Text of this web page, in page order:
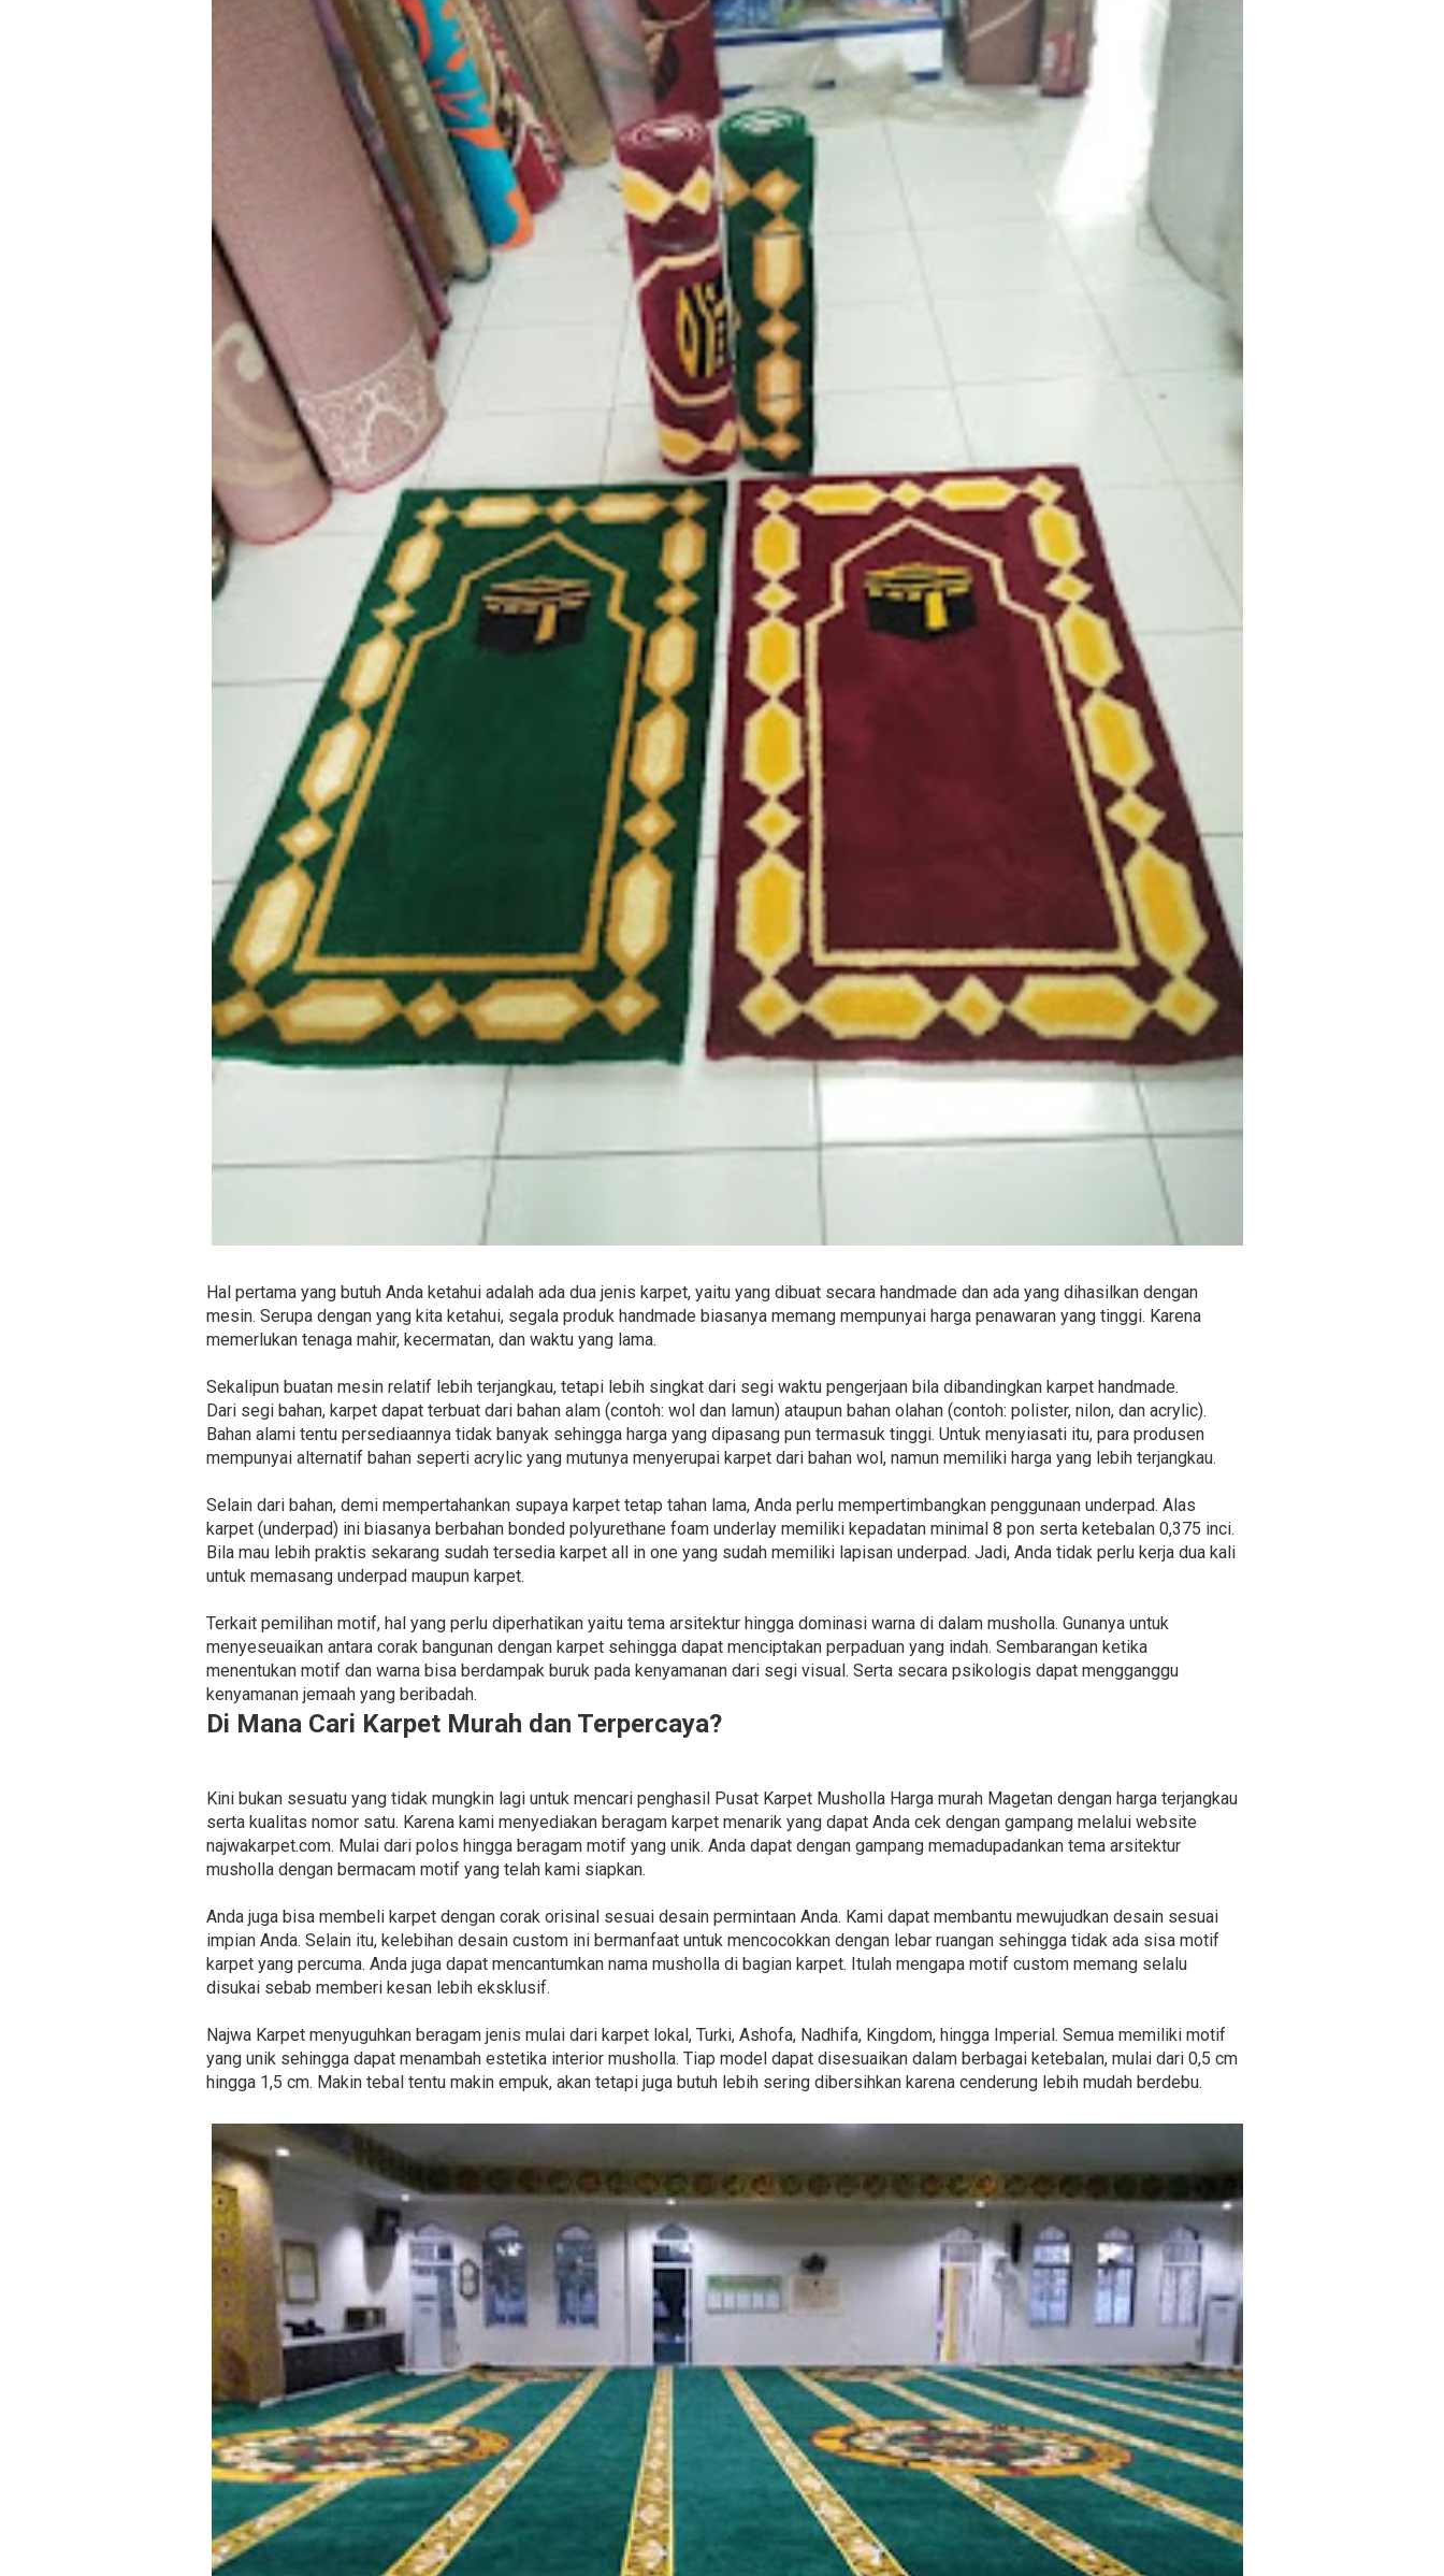
Hal pertama yang butuh Anda ketahui adalah ada dua jenis karpet, yaitu yang dibuat secara handmade dan ada yang dihasilkan dengan
mesin. Serupa dengan yang kita ketahui, segala produk handmade biasanya memang mempunyai harga penawaran yang tinggi. Karena
memerlukan tenaga mahir, kecermatan, dan waktu yang lama.
Sekalipun buatan mesin relatif lebih terjangkau, tetapi lebih singkat dari segi waktu pengerjaan bila dibandingkan karpet handmade.
Dari segi bahan, karpet dapat terbuat dari bahan alam (contoh: wol dan lamun) ataupun bahan olahan (contoh: polister, nilon, dan acrylic).
Bahan alami tentu persediaannya tidak banyak sehingga harga yang dipasang pun termasuk tinggi. Untuk menyiasati itu, para produsen
mempunyai alternatif bahan seperti acrylic yang mutunya menyerupai karpet dari bahan wol, namun memiliki harga yang lebih terjangkau.
Selain dari bahan, demi mempertahankan supaya karpet tetap tahan lama, Anda perlu mempertimbangkan penggunaan underpad. Alas
karpet (underpad) ini biasanya berbahan bonded polyurethane foam underlay memiliki kepadatan minimal 8 pon serta ketebalan 0,375 inci.
Bila mau lebih praktis sekarang sudah tersedia karpet all in one yang sudah memiliki lapisan underpad. Jadi, Anda tidak perlu kerja dua kali
untuk memasang underpad maupun karpet.
Terkait pemilihan motif, hal yang perlu diperhatikan yaitu tema arsitektur hingga dominasi warna di dalam musholla. Gunanya untuk
menyeseuaikan antara corak bangunan dengan karpet sehingga dapat menciptakan perpaduan yang indah. Sembarangan ketika
menentukan motif dan warna bisa berdampak buruk pada kenyamanan dari segi visual. Serta secara psikologis dapat mengganggu
kenyamanan jemaah yang beribadah.
Di Mana Cari Karpet Murah dan Terpercaya?
Kini bukan sesuatu yang tidak mungkin lagi untuk mencari penghasil Pusat Karpet Musholla Harga murah Magetan dengan harga terjangkau
serta kualitas nomor satu. Karena kami menyediakan beragam karpet menarik yang dapat Anda cek dengan gampang melalui website
najwakarpet.com. Mulai dari polos hingga beragam motif yang unik. Anda dapat dengan gampang memadupadankan tema arsitektur
musholla dengan bermacam motif yang telah kami siapkan.
Anda juga bisa membeli karpet dengan corak orisinal sesuai desain permintaan Anda. Kami dapat membantu mewujudkan desain sesuai
impian Anda. Selain itu, kelebihan desain custom ini bermanfaat untuk mencocokkan dengan lebar ruangan sehingga tidak ada sisa motif
karpet yang percuma. Anda juga dapat mencantumkan nama musholla di bagian karpet. Itulah mengapa motif custom memang selalu
disukai sebab memberi kesan lebih eksklusif.
Najwa Karpet menyuguhkan beragam jenis mulai dari karpet lokal, Turki, Ashofa, Nadhifa, Kingdom, hingga Imperial. Semua memiliki motif
yang unik sehingga dapat menambah estetika interior musholla. Tiap model dapat disesuaikan dalam berbagai ketebalan, mulai dari 0,5 cm
hingga 1,5 cm. Makin tebal tentu makin empuk, akan tetapi juga butuh lebih sering dibersihkan karena cenderung lebih mudah berdebu.